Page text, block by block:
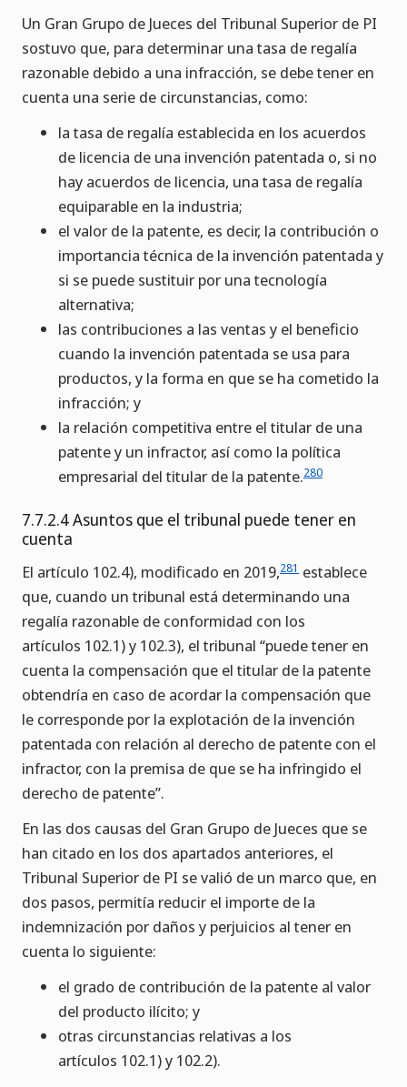
Un Gran Grupo de Jueces del Tribunal Superior de PI
sostuvo que, para determinar una tasa de regalía
razonable debido a una infracción, se debe tener en
cuenta una serie de circunstancias, como:
la tasa de regalía establecida en los acuerdos
de licencia de una invención patentada o, si no
hay acuerdos de licencia, una tasa de regalía
equiparable en la industria;
el valor de la patente, es decir, la contribución o
importancia técnica de la invención patentada y
si se puede sustituir por una tecnología
alternativa;
las contribuciones a las ventas y el beneficio
cuando la invención patentada se usa para
productos, y la forma en que se ha cometido la
infracción; y
la relación competitiva entre el titular de una
patente y un infractor, así como la política
empresarial del titular de la patente.280
7.7.2.4 Asuntos que el tribunal puede tener en
cuenta
El artículo 102.4), modificado en 2019,281 establece
que, cuando un tribunal está determinando una
regalía razonable de conformidad con los
artículos 102.1) y 102.3), el tribunal “puede tener en
cuenta la compensación que el titular de la patente
obtendría en caso de acordar la compensación que
le corresponde por la explotación de la invención
patentada con relación al derecho de patente con el
infractor, con la premisa de que se ha infringido el
derecho de patente”.
En las dos causas del Gran Grupo de Jueces que se
han citado en los dos apartados anteriores, el
Tribunal Superior de PI se valió de un marco que, en
dos pasos, permitía reducir el importe de la
indemnización por daños y perjuicios al tener en
cuenta lo siguiente:
el grado de contribución de la patente al valor
del producto ilícito; y
otras circunstancias relativas a los
artículos 102.1) y 102.2).